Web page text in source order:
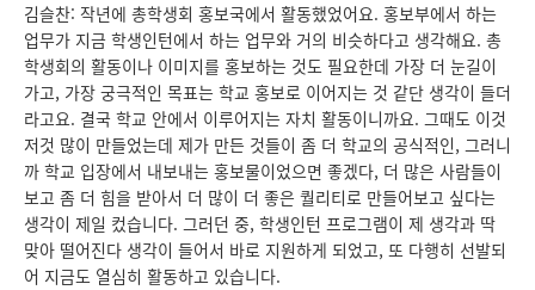
김슬찬: 작년에 총학생회 홍보국에서 활동했었어요. 홍보부에서 하는
업무가 지금 학생인턴에서 하는 업무와 거의 비슷하다고 생각해요. 총
학생회의 활동이나 이미지를 홍보하는 것도 필요한데 가장 더 눈길이
가고, 가장 궁극적인 목표는 학교 홍보로 이어지는 것 같단 생각이 들더
라고요. 결국 학교 안에서 이루어지는 자치 활동이니까요. 그때도 이것
저것 많이 만들었는데 제가 만든 것들이 좀 더 학교의 공식적인, 그러니
까 학교 입장에서 내보내는 홍보물이었으면 좋겠다, 더 많은 사람들이
보고 좀 더 힘을 받아서 더 많이 더 좋은 퀄리티로 만들어보고 싶다는
생각이 제일 컸습니다. 그러던 중, 학생인턴 프로그램이 제 생각과 딱
맞아 떨어진다 생각이 들어서 바로 지원하게 되었고, 또 다행히 선발되
어 지금도 열심히 활동하고 있습니다.